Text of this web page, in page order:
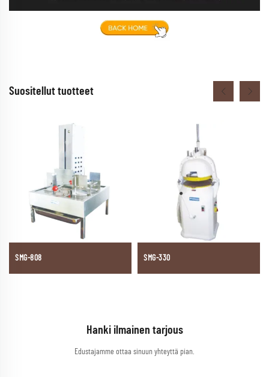
Suositellut tuotteet
SMG-808 SMG-330
Hanki ilmainen tarjous
Edustajamme ottaa sinuun yhteyttä pian.